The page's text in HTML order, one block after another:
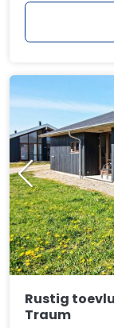
Rustig
Traum